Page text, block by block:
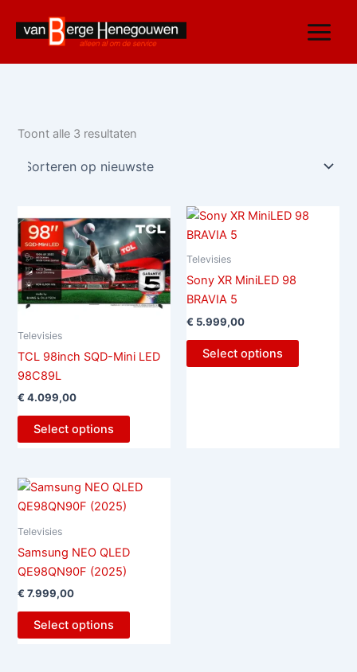
inhoud
Toont alle 3 resultaten
nieuwste
Televisies
TCL 98inch SQD-Mini LED
98C89L
€ 4.099,00
Select options
Televisies
Sony XR MiniLED 98
BRAVIA 5
€ 5.999,00
Select options
Televisies
Samsung NEO QLED
QE98QN90F (2025)
€ 7.999,00
Select options